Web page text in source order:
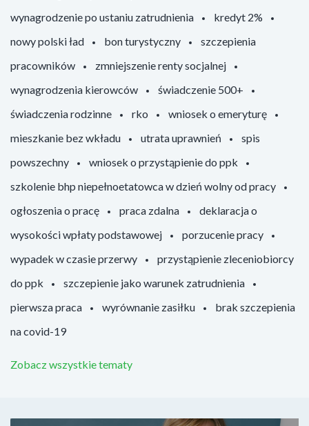
wynagrodzenie po ustaniu zatrudnienia
kredyt 2%
nowy polski ład
bon turystyczny
szczepienia
pracowników
zmniejszenie renty socjalnej
wynagrodzenia kierowców
świadczenie 500+
świadczenia rodzinne
rko
wniosek o emeryturę
mieszkanie bez wkładu
utrata uprawnień
spis
powszechny
wniosek o przystąpienie do ppk
szkolenie bhp niepełnoetatowca w dzień wolny od pracy
ogłoszenia o pracę
praca zdalna
deklaracja o
wysokości wpłaty podstawowej
porzucenie pracy
wypadek w czasie przerwy
przystąpienie zleceniobiorcy
do ppk
szczepienie jako warunek zatrudnienia
pierwsza praca
wyrównanie zasiłku
brak szczepienia
na covid-19
Zobacz wszystkie tematy